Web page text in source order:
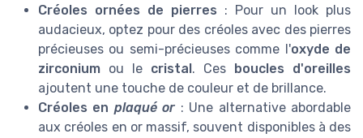
Créoles ornées de pierres : Pour un look plus
audacieux, optez pour des créoles avec des pierres
précieuses ou semi-précieuses comme l'oxyde de
zirconium ou le cristal. Ces boucles d'oreilles
ajoutent une touche de couleur et de brillance.
Créoles en plaqué or : Une alternative abordable
aux créoles en or massif, souvent disponibles à des